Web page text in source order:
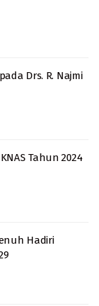
Drs. R. Najmi
Tahun 2024
Hadiri